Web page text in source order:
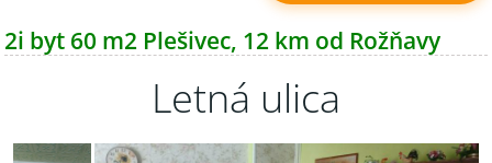
2i byt 60 m2 Plešivec, 12 km od Rožňavy
Letná ulica